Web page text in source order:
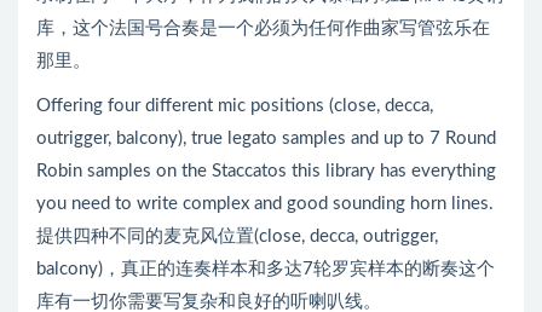
库，这个法国号合奏是一个必须为任何作曲家写管弦乐在
那里。
Offering four different mic positions (close, decca,
outrigger, balcony), true legato samples and up to 7 Round
Robin samples on the Staccatos this library has everything
you need to write complex and good sounding horn lines.
提供四种不同的麦克风位置(close, decca, outrigger,
balcony)，真正的连奏样本和多达7轮罗宾样本的断奏这个
库有一切你需要写复杂和良好的听喇叭线。